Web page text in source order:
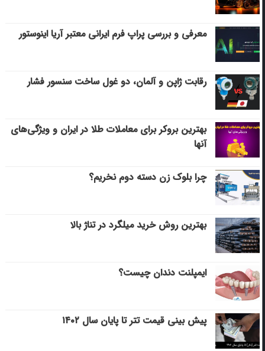
معرفی و بررسی پراپ فرم ایرانی معتبر آریا اینوستور
رقابت ژاپن و آلمان، دو غول ساخت سنسور فشار
بهترین بروکر برای معاملات طلا در ایران و ویژگی‌های
آنها
چرا بلوک زن دسته دوم نخریم؟
بهترین روش خرید میلگرد در تناژ بالا
ایمپلنت دندان چیست؟
پیش بینی قیمت تتر تا پایان سال ۱۴۰۲